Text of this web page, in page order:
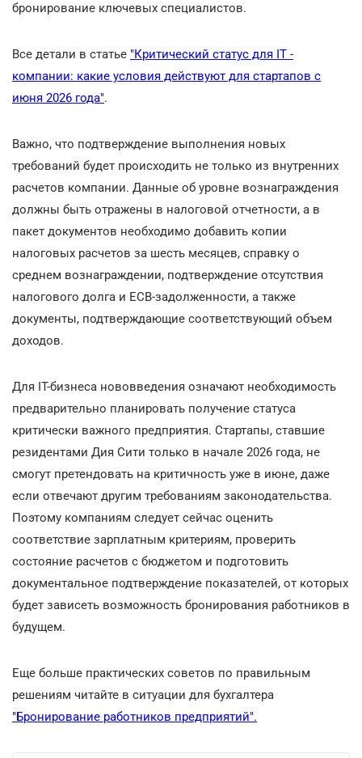
бронирование ключевых специалистов.
Все детали в статье "Критический статус для ІТ -
компании: какие условия действуют для стартапов с
июня 2026 года".
Важно, что подтверждение выполнения новых
требований будет происходить не только из внутренних
расчетов компании. Данные об уровне вознаграждения
должны быть отражены в налоговой отчетности, а в
пакет документов необходимо добавить копии
налоговых расчетов за шесть месяцев, справку о
среднем вознаграждении, подтверждение отсутствия
налогового долга и ЕСВ-задолженности, а также
документы, подтверждающие соответствующий объем
доходов.
Для ІТ-бизнеса нововведения означают необходимость
предварительно планировать получение статуса
критически важного предприятия. Стартапы, ставшие
резидентами Дия Сити только в начале 2026 года, не
смогут претендовать на критичность уже в июне, даже
если отвечают другим требованиям законодательства.
Поэтому компаниям следует сейчас оценить
соответствие зарплатным критериям, проверить
состояние расчетов с бюджетом и подготовить
документальное подтверждение показателей, от которых
будет зависеть возможность бронирования работников в
будущем.
Еще больше практических советов по правильным
решениям читайте в ситуации для бухгалтера
"Бронирование работников предприятий".